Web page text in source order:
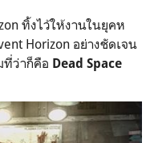
ทิ้งไว้ให้งานในยุคห
Horizon อย่างชัดเจน
ที่ว่าก็คือ Dead Space